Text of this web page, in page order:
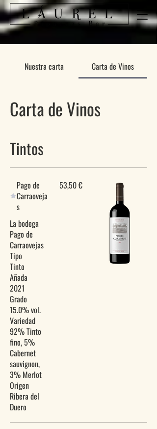
Nuestra carta Carta de Vinos
Carta de Vinos
Tintos
Pago de
Carraoveja
s
La bodega
Pago de
Carraovejas
Tipo
Tinto
Añada
2021
Grado
15.0% vol.
Variedad
92% Tinto
fino, 5%
Cabernet
sauvignon,
3% Merlot
Origen
Ribera del
53,50 €